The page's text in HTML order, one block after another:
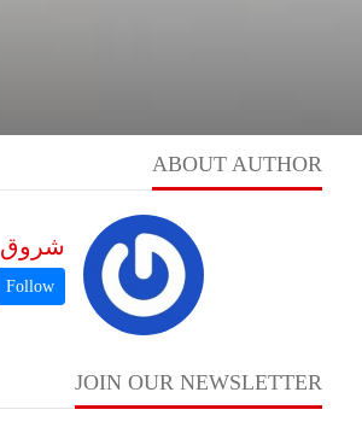
ABOUT AUTHOR
شروق
JOIN OUR NEWSLETTER